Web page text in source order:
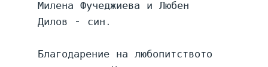
Милена Фучеджиева и Любен
Дилов - син.
Благодарение на любопитството